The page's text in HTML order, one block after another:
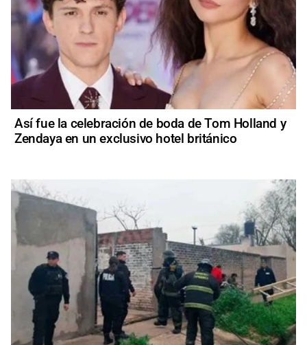
Así fue la celebración de boda de Tom Holland y
Zendaya en un exclusivo hotel británico